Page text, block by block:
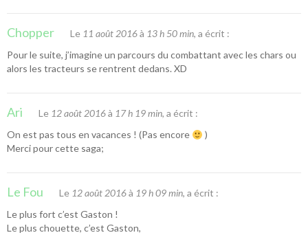
Chopper Le 11 août 2016à 13 h 50 min, a écrit :
Pour le suite, j’imagine un parcours du combattant avec les chars ou
alors les tracteurs se rentrent dedans. XD
Ari Le 12 août 2016à 17 h 19 min, a écrit :
On est pas tous en vacances ! (Pas encore
)
Merci pour cette saga;
Le Fou Le 12 août 2016à 19 h 09 min, a écrit :
Le plus fort c’est Gaston !
Le plus chouette, c’est Gaston,